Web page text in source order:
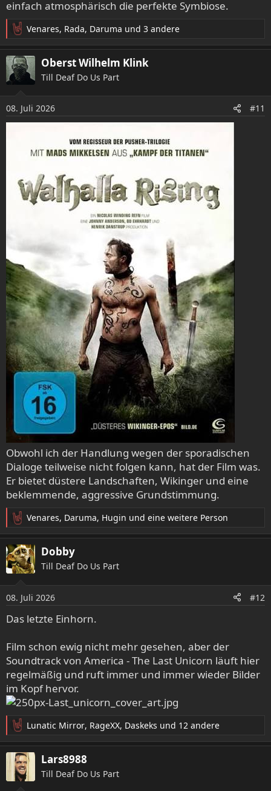
einfach atmosphärisch die perfekte Symbiose.
R
e
a
k
t
n
e
Venares, Rada, Daruma und 3 andere
Oberst Wilhelm Klink
Till Deaf Do Us Part
08. Juli 2026 #11
Obwohl ich der Handlung wegen der sporadischen
Dialoge teilweise nicht folgen kann, hat der Film was.
Er bietet düstere Landschaften, Wikinger und eine
beklemmende, aggressive Grundstimmung.
R
e
a
k
t
n
e
n
Venares, Daruma, Hugin und eine weitere Person
Dobby
Till Deaf Do Us Part
08. Juli 2026 #12
Das letzte Einhorn.
Film schon ewig nicht mehr gesehen, aber der
Soundtrack von America - The Last Unicorn läuft hier
regelmäßig und ruft immer und immer wieder Bilder
im Kopf hervor.
R
e
a
k
Lunatic Mirror, RageXX, Daskeks und 12 andere
Lars8988
Till Deaf Do Us Part